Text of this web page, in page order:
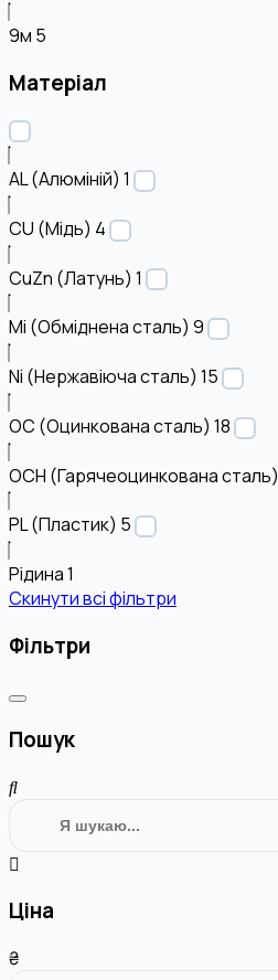
9м 5
Матеріал
AL (Алюміній) 1
CU (Мідь) 4
CuZn (Латунь) 1
Mi (Обміднена сталь) 9
Ni (Нержавіюча сталь) 15
OC (Оцинкована сталь) 18
OCH (Гарячеоцинкована сталь)
PL (Пластик) 5
Рідина1
Скинути всі фільтри
Фільтри
Пошук
Ціна
₴